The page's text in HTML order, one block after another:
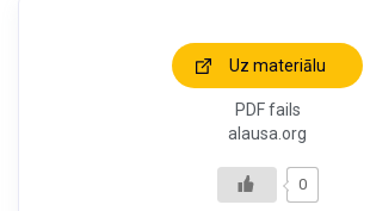
Uz materiālu
PDF fails
alausa.org
0